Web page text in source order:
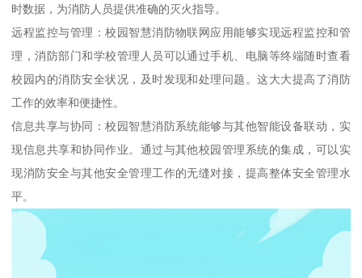
时数据，为消防人员提供准确的灭火指导。
远程监控与管理：校园智慧消防物联网应用能够实现远程监控和管
理，消防部门和学校管理人员可以通过手机、电脑等终端随时查看
校园内的消防安全状况，及时发现和处理问题。这大大提高了消防
工作的效率和便捷性。
信息共享与协同：校园智慧消防系统能够与其他智能设备联动，实
现信息共享和协同作业。通过与其他校园管理系统的集成，可以实
现消防安全与其他安全管理工作的无缝对接，提高整体安全管理水
平。